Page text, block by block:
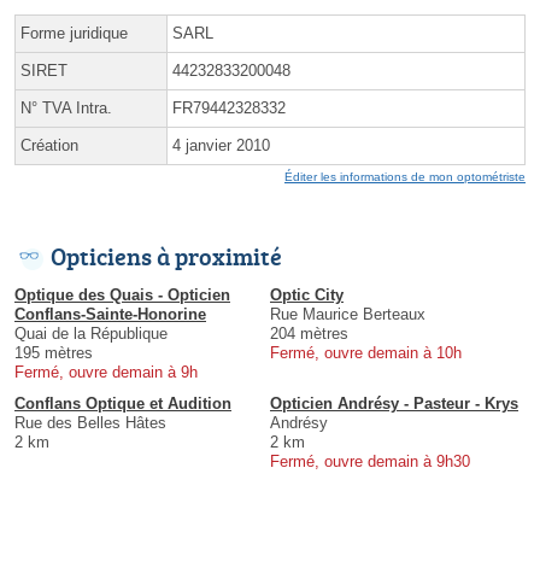
Forme juridique SARL
SIRET 44232833200048
N° TVA Intra. FR79442328332
Création 4 janvier 2010
Éditer les informations de mon optométriste
Opticiens à proximité
Optique des Quais - Opticien
Conflans-Sainte-Honorine
Quai de la République
195 mètres
Fermé, ouvre demain à 9h
Optic City
Rue Maurice Berteaux
204 mètres
Fermé, ouvre demain à 10h
Conflans Optique et Audition
Rue des Belles Hâtes
2 km
Opticien Andrésy - Pasteur - Krys
Andrésy
2 km
Fermé, ouvre demain à 9h30